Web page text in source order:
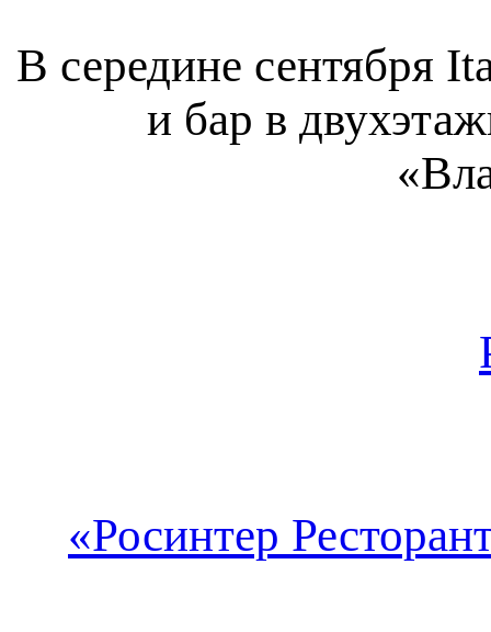
В середине сентября
и бар в
«Росинтер